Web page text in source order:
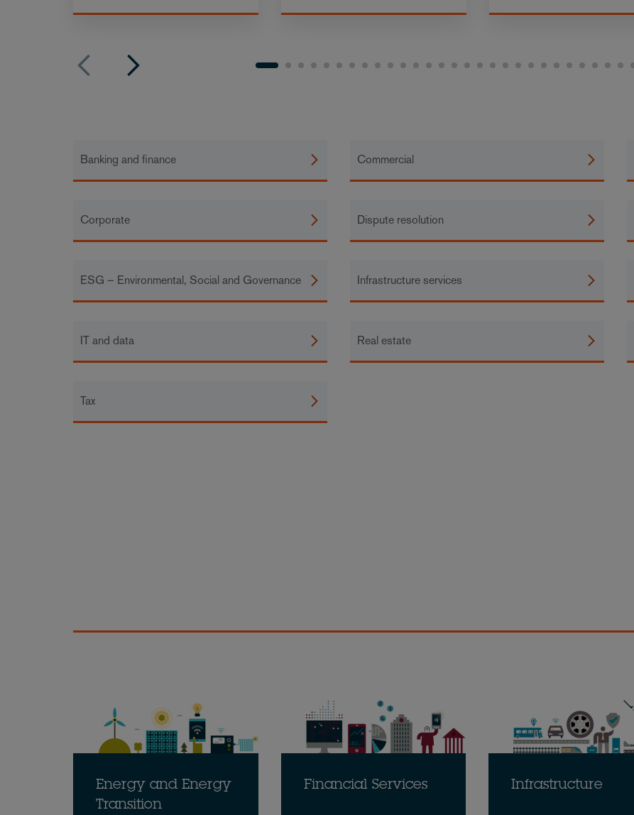
Banking and finance Commercial
Corporate Dispute resolution
ESG – Environmental, Social and Governance Infrastructure services
IT and data Real estate
Tax
Energy and Energy
Transition
Financial Services Infrastructure